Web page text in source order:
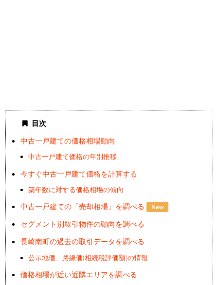
目次
中古一戸建ての価格相場動向
中古一戸建て価格の年別推移
今すぐ中古一戸建て価格を計算する
築年数に対する価格相場の傾向
中古一戸建ての「売却相場」を調べる New
セグメント別取引物件の動向を調べる
長崎南町の過去の取引データを調べる
公示地価、路線価(相続税評価額)の情報
価格相場が近い近隣エリアを調べる